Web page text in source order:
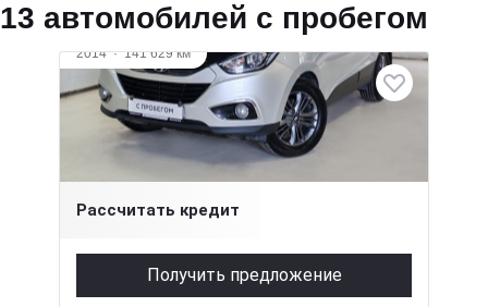
13 автомобилей с пробегом
2014·141 629 км
Hyundai ix35
2 л (150 л.с.), АКПП, бензин, передний
1 420 000 ₽
Рассчитать кредит
Получить предложение